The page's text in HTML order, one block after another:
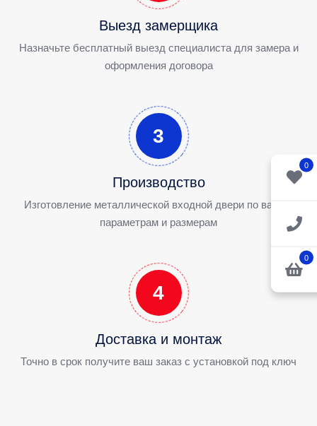
0
0
Выезд замерщика
Назначьте бесплатный выезд специалиста для замера и
оформления договора
3
Производство
Изготовление металлической входной двери по вашим
параметрам и размерам
4
Доставка и монтаж
Точно в срок получите ваш заказ с установкой под ключ